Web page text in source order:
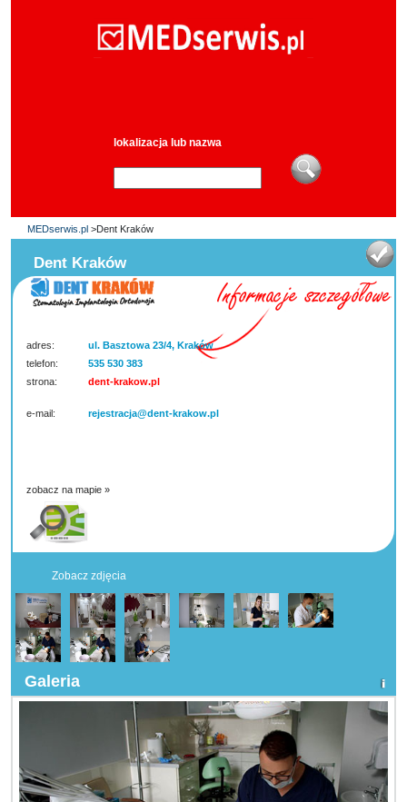
lokalizacja lub nazwa
MEDserwis.pl >Dent Kraków
Dent Kraków
adres:
ul. Basztowa 23/4, Kraków
telefon:
535 530 383
strona:
dent-krakow.pl
e-mail: rejestracja@dent-krakow.pl
zobacz na mapie »
Zobacz zdjęcia
Galeria